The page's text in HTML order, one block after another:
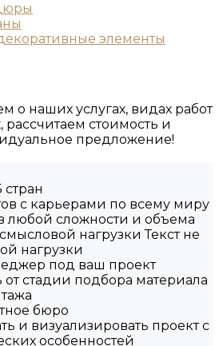
элементы
о наших услугах, видах работ
рассчитаем стоимость и
предложение!
стран
с карьерами по всему миру
любой сложности и объема
нагрузки Текст не
нагрузки
под ваш проект
стадии подбора материала
бюро
и визуализировать проект с
особенностей